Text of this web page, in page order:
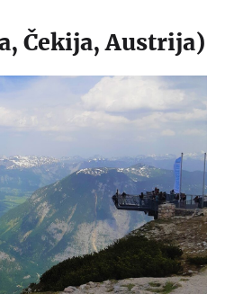
Čekija, Austrija)